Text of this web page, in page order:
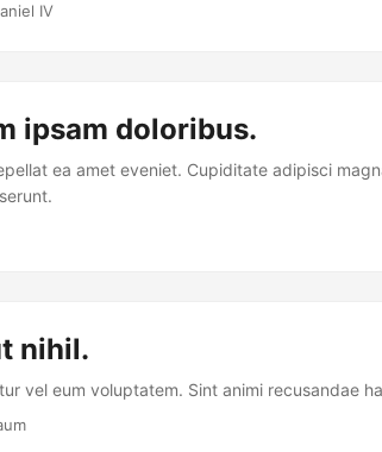
IV
ipsam doloribus.
ea amet eveniet. Cupiditate adipisci
nihil.
vel eum voluptatem. Sint animi recusandae